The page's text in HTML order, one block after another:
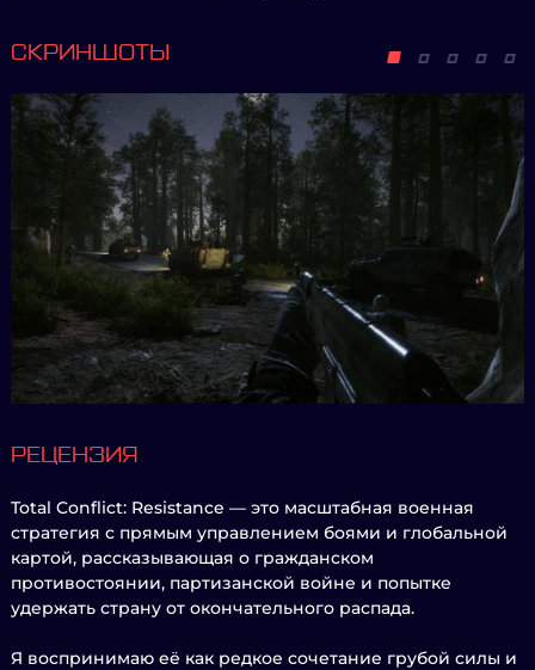
СКРИНШОТЫ
РЕЦЕНЗИЯ
Total Conflict: Resistance — это масштабная военная
стратегия с прямым управлением боями и глобальной
картой, рассказывающая о гражданском
противостоянии, партизанской войне и попытке
удержать страну от окончательного распада.
Я воспринимаю её как редкое сочетание грубой силы и